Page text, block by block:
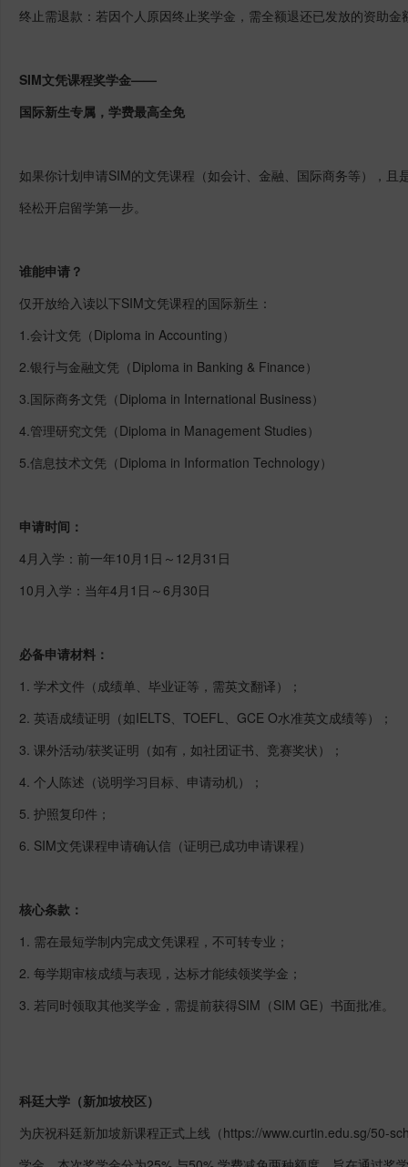
终止需退款：若因个人原因终止奖学金，需全额退还已发放的资助金
SIM文凭课程奖学金——
国际新生专属，学费最高全免
如果你计划申请SIM的文凭课程（如会计、金融、国际商务等），
轻松开启留学第一步。
谁能申请？
仅开放给入读以下SIM文凭课程的国际新生：
1.会计文凭（Diploma in Accounting）
2.银行与金融文凭（Diploma in Banking & Finance）
3.国际商务文凭（Diploma in International Business）
4.管理研究文凭（Diploma in Management Studies）
5.信息技术文凭（Diploma in Information Technology）
申请时间：
4月入学：前一年10月1日～12月31日
10月入学：当年4月1日～6月30日
必备申请材料：
1. 学术文件（成绩单、毕业证等，需英文翻译）；
2. 英语成绩证明（如IELTS、TOEFL、GCE O水准英文成绩等）；
3. 课外活动/获奖证明（如有，如社团证书、竞赛奖状）；
4. 个人陈述（说明学习目标、申请动机）；
5. 护照复印件；
6. SIM文凭课程申请确认信（证明已成功申请课程）
核心条款：
1. 需在最短学制内完成文凭课程，不可转专业；
2. 每学期审核成绩与表现，达标才能续领奖学金；
3. 若同时领取其他奖学金，需提前获得SIM（SIM GE）书面批准。
科廷大学 （新加坡校区）
为庆祝科廷新加坡新课程正式上线（https://www.curtin.edu.sg/50-